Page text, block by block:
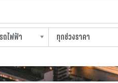
ถไฟฟ้า
ทุกช่วงราคา